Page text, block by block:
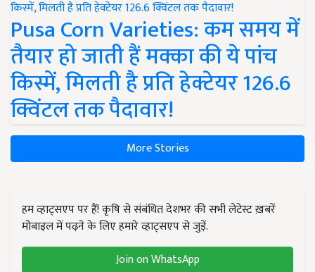
Pusa Corn Varieties: कम समय में
तैयार हो जाती हैं मक्का की ये पांच
किस्में, मिलती है प्रति हेक्टेयर 126.6
क्विंटल तक पैदावार!
More Stories
हम व्हाट्सएप पर हैं! कृषि से संबंधित देशभर की सभी लेटेस्ट ख़बरें
मोबाइल में पढ़ने के लिए हमारे व्हाट्सएप से जुड़ें.
Join on WhatsApp